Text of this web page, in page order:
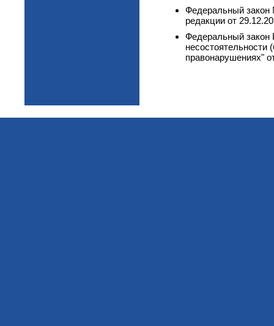
Федеральный закон
редакции от
Федеральный
несостоятельности
правонарушениях"